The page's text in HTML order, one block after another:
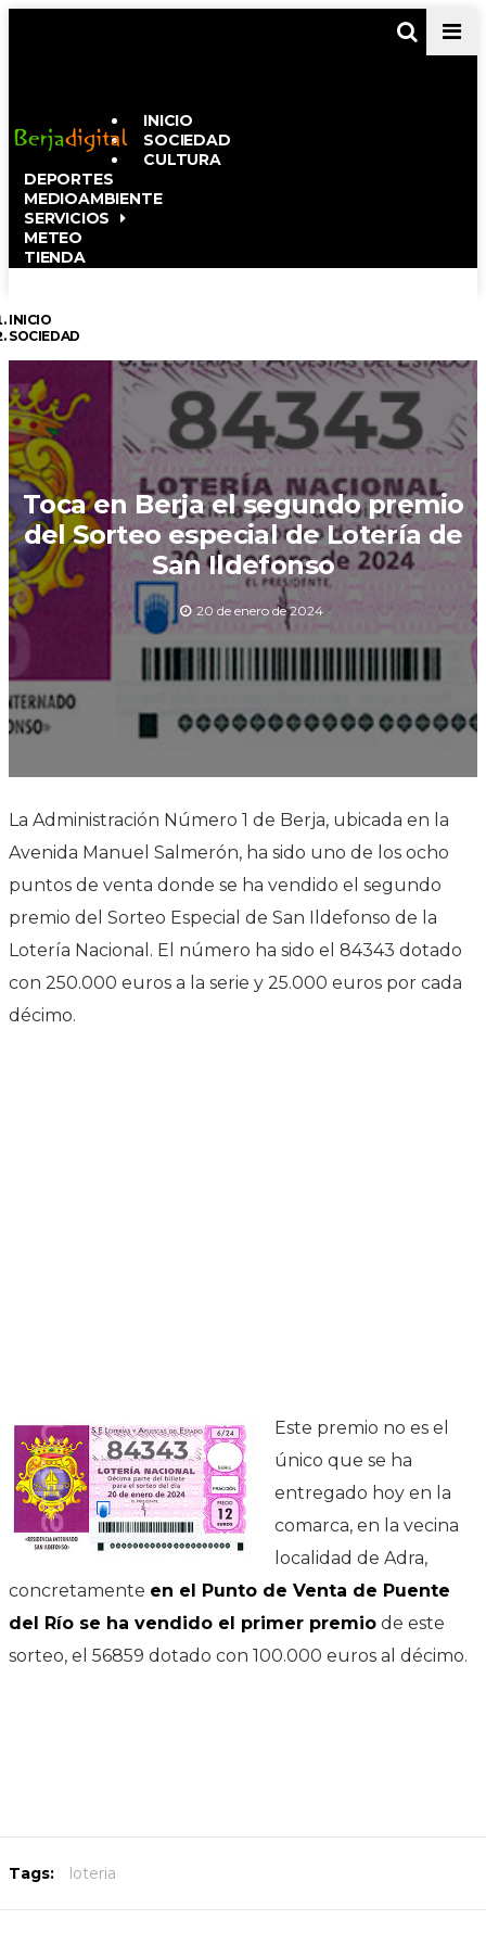
INICIO
SOCIEDAD
CULTURA
DEPORTES
MEDIOAMBIENTE
SERVICIOS
METEO
TIENDA
INICIO
SOCIEDAD
Toca en Berja el segundo premio
del Sorteo especial de Lotería de
San Ildefonso
20 de enero de 2024
La Administración Número 1 de Berja, ubicada en la
Avenida Manuel Salmerón, ha sido uno de los ocho
puntos de venta donde se ha vendido el segundo
premio del Sorteo Especial de San Ildefonso de la
Lotería Nacional. El número ha sido el 84343 dotado
con 250.000 euros a la serie y 25.000 euros por cada
décimo.
Este premio no es el
único que se ha
entregado hoy en la
comarca, en la vecina
localidad de Adra,
concretamente en el Punto de Venta de Puente
del Río se ha vendido el primer premio de este
sorteo, el 56859 dotado con 100.000 euros al décimo.
Tags: loteria